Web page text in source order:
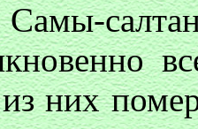
Самы-
них